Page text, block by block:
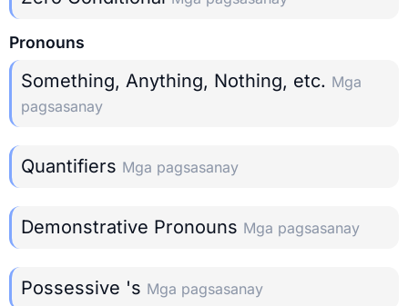
Pronouns
Something, Anything, Nothing, etc. Mga
pagsasanay
Quantifiers Mga pagsasanay
Demonstrative Pronouns Mga pagsasanay
Possessive 's Mga pagsasanay